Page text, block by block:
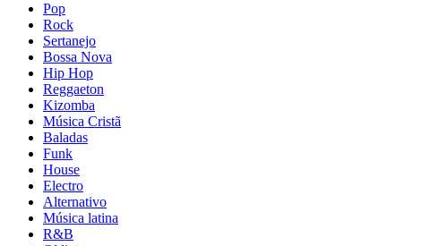
Pop
Rock
Sertanejo
Bossa Nova
Hip Hop
Reggaeton
Kizomba
Música Cristã
Baladas
Funk
House
Electro
Alternativo
Música latina
R&B